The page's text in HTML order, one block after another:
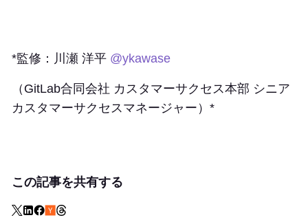
*監修：川瀬 洋平 @ykawase
（GitLab合同会社 カスタマーサクセス本部 シニア
カスタマーサクセスマネージャー）*
この記事を共有する